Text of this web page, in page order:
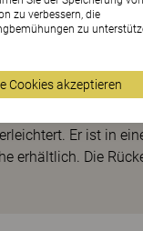
für Stabilität. Alle
Eyecatcher
für Cafeterias,
Er ist in
erhältlich. Die
zu verbessern, die
zu
Cookies akzeptieren